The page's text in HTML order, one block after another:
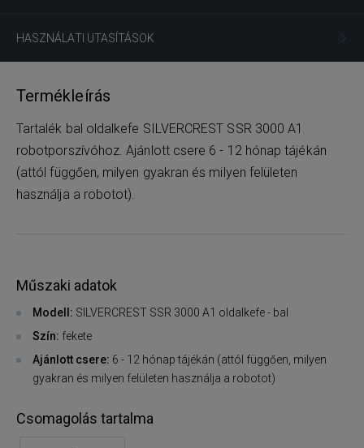
HASZNÁLATI UTASÍTÁSOK
Termékleírás
Tartalék bal oldalkefe SILVERCREST SSR 3000 A1
robotporszívóhoz. Ajánlott csere 6 - 12 hónap tájékán
(attól függően, milyen gyakran és milyen felületen
használja a robotot).
Műszaki adatok
Modell: SILVERCREST SSR 3000 A1 oldalkefe - bal
Szín: fekete
Ajánlott csere: 6 - 12 hónap tájékán (attól függően, milyen
gyakran és milyen felületen használja a robotot)
Csomagolás tartalma